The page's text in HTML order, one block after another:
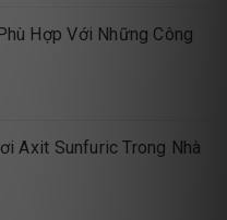
Hợp Với Những Công
Axit Sunfuric Trong Nhà